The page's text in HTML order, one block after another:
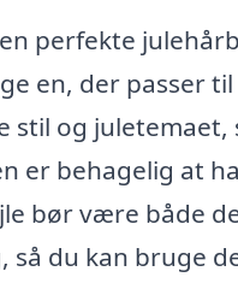
perfekte
en, der passer
stil og juletemaet,
er behagelig at
bør være både
så du kan bruge